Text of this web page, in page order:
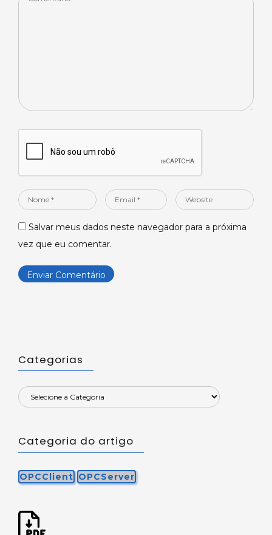
Nome
Email
Website
Salvar meus dados neste navegador para a próxima
vez que eu comentar.
Categorias
Categoria do artigo
OPCClient OPCServer